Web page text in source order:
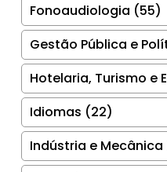
Fonoaudiologia (55)
Gestão Pública e
Hotelaria, Turismo e
Idiomas (22)
Indústria e Mecânica